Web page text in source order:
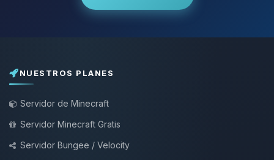
NUESTROS PLANES
Servidor de Minecraft
Servidor Minecraft Gratis
Servidor Bungee / Velocity